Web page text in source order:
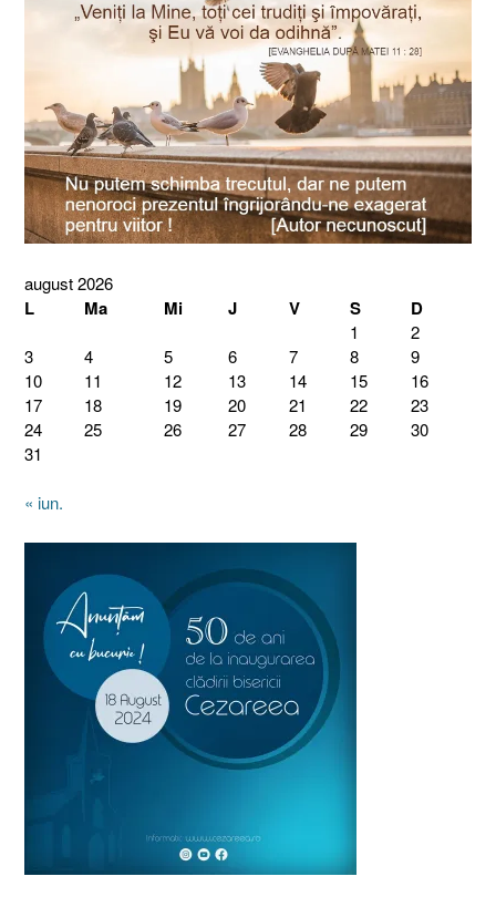
august 2026
L Ma Mi J V S D
1
2
3
4 5 6 7 8
9
10
11 12 13 14 15
16
17
18 19 20 21 22
23
24
25 26 27 28 29
30
31
« iun.